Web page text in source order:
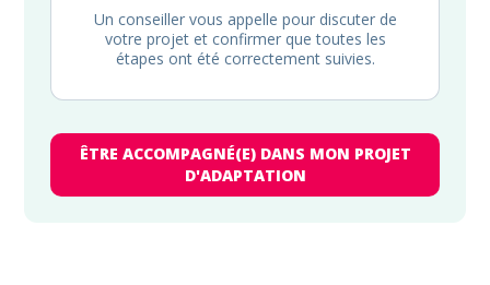
Un conseiller vous appelle pour discuter de
votre projet et confirmer que toutes les
étapes ont été correctement suivies.
ÊTRE ACCOMPAGNÉ(E) DANS MON PROJET
D'ADAPTATION